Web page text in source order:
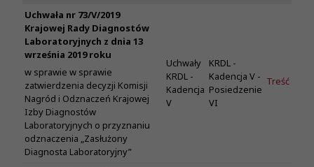
Uchwała nr 73/V/2019
Krajowej Rady Diagnostów
Laboratoryjnych z dnia 13
września 2019 roku
w sprawie w sprawie
zatwierdzenia decyzji Komisji
Nagród i Odznaczeń Krajowej
Izby Diagnostów
Laboratoryjnych o przyznaniu
odznaczenia „Zasłużony
Diagnosta Laboratoryjny”
Uchwały
KRDL -
Kadencja
V
KRDL -
Kadencja V -
Posiedzenie
VI
Treść